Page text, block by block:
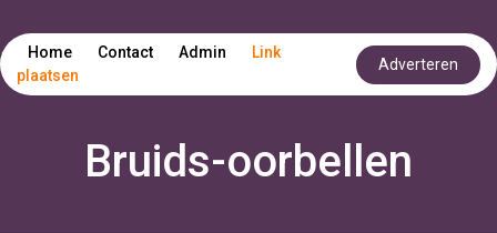
Home Contact Admin
Link
plaatsen
Adverteren
Bruids-oorbellen